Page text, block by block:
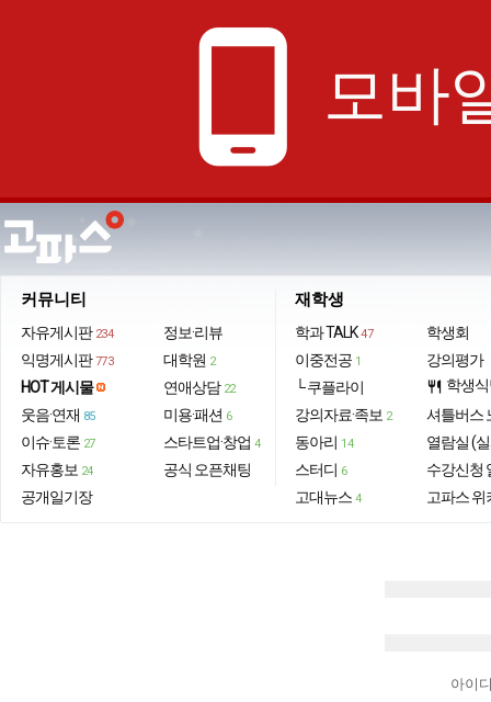
phone_android 모바
커뮤니티
자유게시판 234
익명게시판 773
HOT 게시물
웃음·연재 85
이슈·토론 27
자유홍보 24
공개일기장
정보·리뷰
대학원 2
연애상담 22
미용·패션 6
스타트업·창업 4
공식 오픈채팅
재학생
학과 TALK 47
이중전공 1
└ 쿠플라이
강의자료·족보 2
동아리 14
스터디 6
고대뉴스 4
학생회
강의평가
restaurant 학생
셔틀버스
열람실 (
수강신청
고파스 위
아이